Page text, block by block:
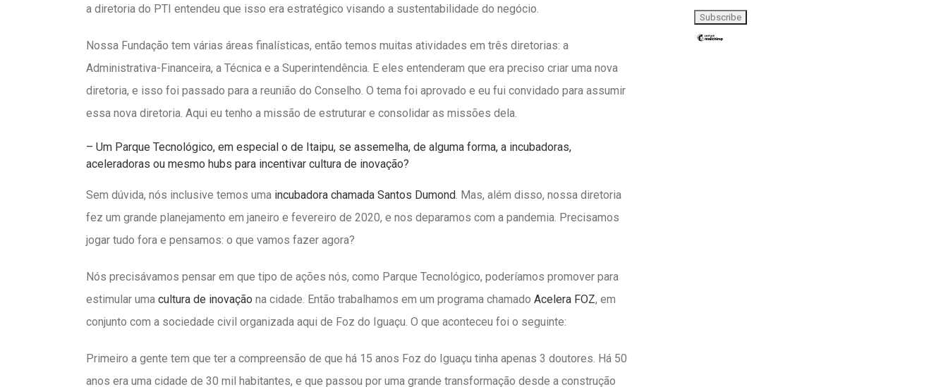
a diretoria do PTI entendeu que isso era estratégico visando a sustentabilidade do negócio.
Nossa Fundação tem várias áreas finalísticas, então temos muitas atividades em três diretorias: a
Administrativa-Financeira, a Técnica e a Superintendência. E eles entenderam que era preciso criar uma nova
diretoria, e isso foi passado para a reunião do Conselho. O tema foi aprovado e eu fui convidado para assumir
essa nova diretoria. Aqui eu tenho a missão de estruturar e consolidar as missões dela.
– Um Parque Tecnológico, em especial o de Itaipu, se assemelha, de alguma forma, a incubadoras,
aceleradoras ou mesmo hubs para incentivar cultura de inovação?
Sem dúvida, nós inclusive temos uma incubadora chamada Santos Dumond . Mas, além disso, nossa diretoria
fez um grande planejamento em janeiro e fevereiro de 2020, e nos deparamos com a pandemia. Precisamos
jogar tudo fora e pensamos: o que vamos fazer agora?
Nós precisávamos pensar em que tipo de ações nós, como Parque Tecnológico, poderíamos promover para
estimular uma cultura de inovação na cidade. Então trabalhamos em um programa chamado Acelera FOZ, em
conjunto com a sociedade civil organizada aqui de Foz do Iguaçu. O que aconteceu foi o seguinte:
Primeiro a gente tem que ter a compreensão de que há 15 anos Foz do Iguaçu tinha apenas 3 doutores. Há 50
anos era uma cidade de 30 mil habitantes, e que passou por uma grande transformação desde a construção